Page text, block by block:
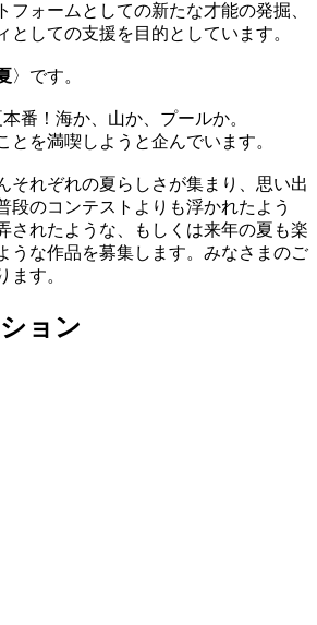
フォームとしての新たな才能の発掘、
としての支援を目的としています。
〉です。
番！海か、山か、プールか。
とを満喫しようと企んでいます。
それぞれの夏らしさが集まり、思い出
段のコンテストよりも浮かれたよう
されたような、もしくは来年の夏も楽
うな作品を募集します。みなさまのご
ます。
ョン